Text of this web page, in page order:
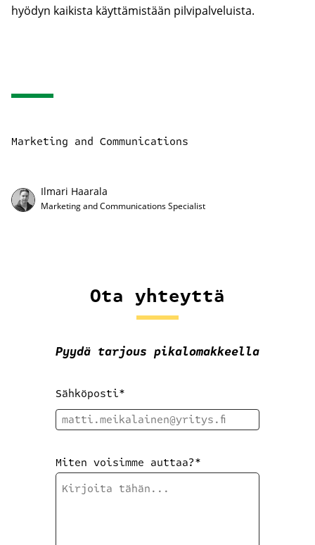
hyödyn kaikista käyttämistään pilvipalveluista.
Marketing and Communications
Ilmari Haarala
Marketing and Communications Specialist
Ota yhteyttä
Pyydä tarjous pikalomakkeella
Sähköposti*
Miten voisimme auttaa?*